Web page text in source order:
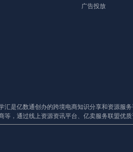
广告投放
汇是亿数通创办的跨境电商知识分享和资源服
等，通过线上资源资讯平台、亿卖服务联盟优